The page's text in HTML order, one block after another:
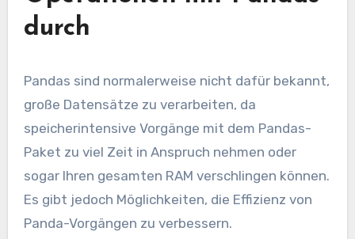
durch
Pandas sind normalerweise nicht dafür bekannt,
große Datensätze zu verarbeiten, da
speicherintensive Vorgänge mit dem Pandas-
Paket zu viel Zeit in Anspruch nehmen oder
sogar Ihren gesamten RAM verschlingen können.
Es gibt jedoch Möglichkeiten, die Effizienz von
Panda-Vorgängen zu verbessern.